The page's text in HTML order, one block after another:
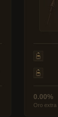
0.00%
Oro extra